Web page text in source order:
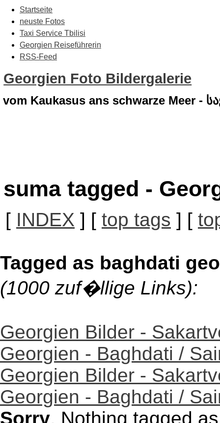
Startseite
neuste Fotos
Taxi Service Tbilisi
Georgien Reiseführerin
RSS-Feed
Georgien Foto Bildergalerie
vom Kaukasus ans schwarze Meer -
suma tagged -
[ INDEX ] [ top tags ] [
Tagged as baghdati
(1000 zuf�llige Links):
Georgien Bilder -
Georgien - Baghdati /
Georgien Bilder -
Georgien - Baghdati /
Sorry, Nothing tagged